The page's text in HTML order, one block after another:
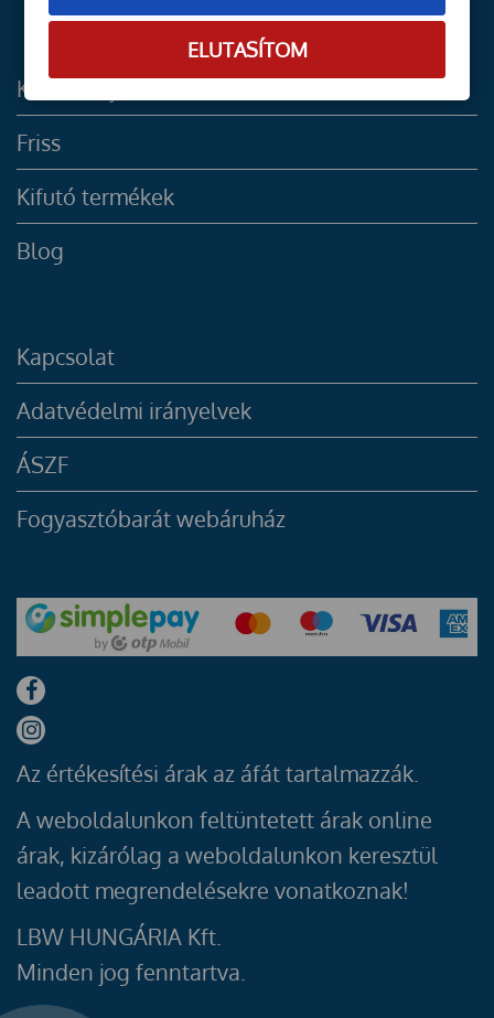
Kiemelt ajánlatok
Friss
Kifutó termékek
Blog
Kapcsolat
Adatvédelmi irányelvek
ÁSZF
Fogyasztóbarát webáruház
Az értékesítési árak az áfát tartalmazzák.
A weboldalunkon feltüntetett árak online
árak, kizárólag a weboldalunkon keresztül
leadott megrendelésekre vonatkoznak!
LBW HUNGÁRIA Kft.
Minden jog fenntartva.
ELUTASÍTOM